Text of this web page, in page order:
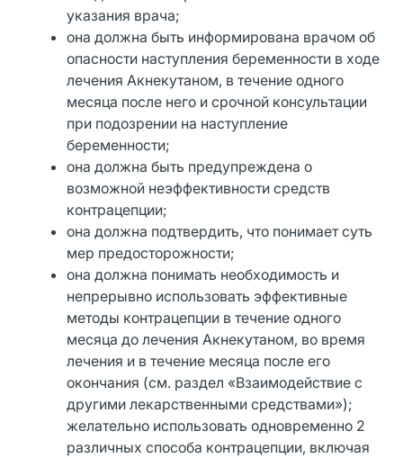
указания врача;
она должна быть информирована врачом об
опасности наступления беременности в ходе
лечения Акнекутаном, в течение одного
месяца после него и срочной консультации
при подозрении на наступление
беременности;
она должна быть предупреждена о
возможной неэффективности средств
контрацепции;
она должна подтвердить, что понимает суть
мер предосторожности;
она должна понимать необходимость и
непрерывно использовать эффективные
методы контрацепции в течение одного
месяца до лечения Акнекутаном, во время
лечения и в течение месяца после его
окончания (см. раздел «Взаимодействие с
другими лекарственными средствами»);
желательно использовать одновременно 2
различных способа контрацепции, включая